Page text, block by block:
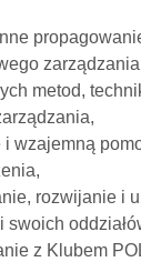
metod,
i wzajemną
rozwijanie i
swoich
z Klubem